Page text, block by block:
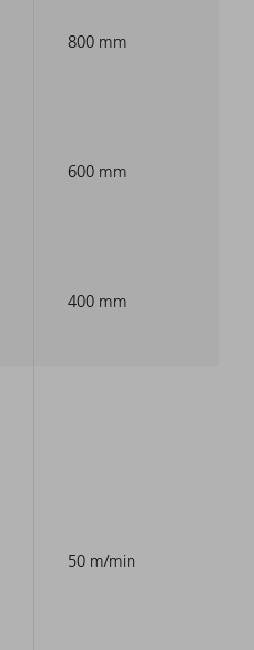
800 mm
600 mm
400 mm
50 m/min